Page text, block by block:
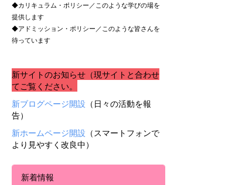
◆カリキュラム・ポリシー／このような学びの場を
提供します
◆アドミッション・ポリシー／このような皆さんを
待っています
新サイトのお知らせ（現サイトと合わせ
てご覧ください。
新ブログページ開設 （日々の活動を報
告）
新ホームページ開設 （スマートフォンで
より見やすく改良中）
新着情報